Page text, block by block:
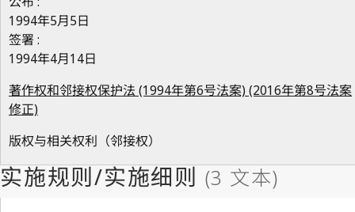
1994年5月5日
签署 :
1994年4月14日
著作权和邻接权保护法 (1994年第6号法案) (2016年第8号法案
修正)
版权与相关权利（邻接权）